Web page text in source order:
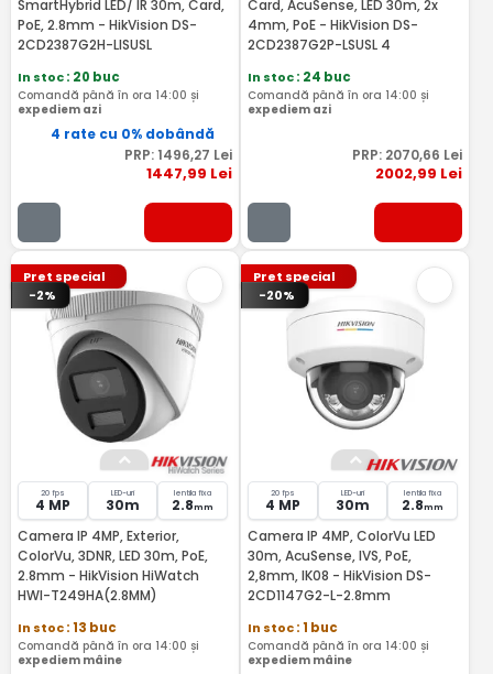
SmartHybrid LED/ IR 30m, Card,
PoE, 2.8mm - HikVision DS-
2CD2387G2H-LISUSL
In stoc: 20 buc
Comandă până în ora 14:00 și
expediem azi
4 rate cu 0% dobândă
PRP: 1496,27 Lei
1447,99 Lei
Card, AcuSense, LED 30m, 2x
4mm, PoE - HikVision DS-
2CD2387G2P-LSUSL 4
In stoc: 24 buc
Comandă până în ora 14:00 și
expediem azi
PRP: 2070,66 Lei
2002,99 Lei
Pret special
-2%
20 fps
4 MP
LED-uri
30m
lentila fixa
2.8mm
Camera IP 4MP, Exterior,
ColorVu, 3DNR, LED 30m, PoE,
2.8mm - HikVision HiWatch
HWI-T249HA(2.8MM)
In stoc: 13 buc
Comandă până în ora 14:00 și
expediem mâine
Pret special
-20%
20 fps
4 MP
LED-uri
30m
lentila fixa
2.8mm
Camera IP 4MP, ColorVu LED
30m, AcuSense, IVS, PoE,
2,8mm, IK08 - HikVision DS-
2CD1147G2-L-2.8mm
In stoc: 1 buc
Comandă până în ora 14:00 și
expediem mâine